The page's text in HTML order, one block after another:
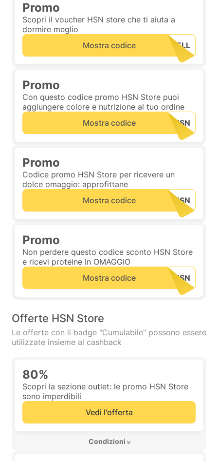
Promo
Scopri il voucher HSN store che ti aiuta a
dormire meglio
Mostra codice
Promo
Con questo codice promo HSN Store puoi
aggiungere colore e nutrizione al tuo ordine
Mostra codice
Promo
Codice promo HSN Store per ricevere un
dolce omaggio: approfittane
Mostra codice
Promo
Non perdere questo codice sconto HSN Store
e ricevi proteine in OMAGGIO
Mostra codice
Offerte HSN Store
Le offerte con il badge "Cumulabile" possono essere
utilizzate insieme al cashback
80%
Scopri la sezione outlet: le promo HSN Store
sono imperdibili
Vedi l'offerta
Condizioni